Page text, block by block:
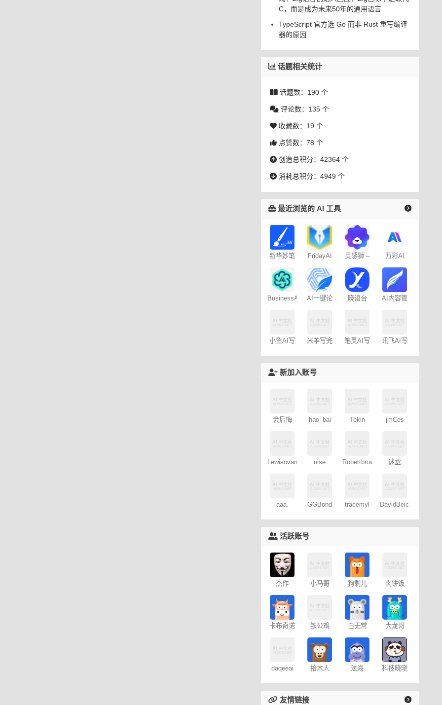
C，而是成为未来50年的通用语言
TypeScript 官方选 Go 而非 Rust 重写编译
器的原因
话题相关统计
话题数：190 个
评论数：135 个
收藏数：19 个
点赞数：78 个
创造总积分：42364 个
消耗总积分：4949 个
最近浏览的 AI 工具
新华妙笔
FridayAI
灵感狮 –
作
万彩AI
BusinessAI
AI一键论
晓语台
AI内容管
小鱼AI写
米羊写完
笔灵AI写
讯飞AI写
新加入账号
会后悔 hao_bai Tokin jmCes
Lewisovant nise Robertbrows 迷丞
aaa. GGBond tracemyl DavidBeica
活跃账号
杰作 小马哥 狗剩儿 肉饼饭
卡布奇诺 铁公鸡 白无常 大龙哥
daqeeai 拾木人 法海 科技晓晓
友情链接